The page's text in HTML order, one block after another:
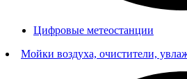
Цифровые метеостанции
Мойки воздуха, очистители,